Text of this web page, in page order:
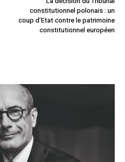
constitutionnel polonais : un
coup d’Etat contre le patrimoine
constitutionnel européen